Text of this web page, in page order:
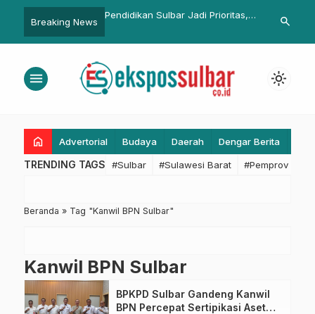
Breaking News
Rugi Aset Daerah dan
Volume Pekerjaan
Pendidikan Sulbar Jadi Prioritas,
Tingkatkan Kompetensi Guru
Pemprov
Wagub
search
menu light_mode
home Advertorial Budaya Daerah Dengar Berita
TRENDING TAGS #Sulbar #Sulawesi Barat #Pemprov
Beranda » Tag "Kanwil BPN Sulbar"
Kanwil BPN Sulbar
BPKPD Sulbar Gandeng Kanwil
BPN Percepat Sertipikasi Aset